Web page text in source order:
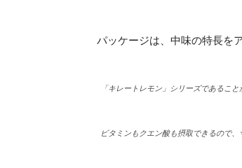
パッケージは、中味の特長を
「キレートレモン」シリーズであるこ
ビタミンもクエン酸も摂取できるので